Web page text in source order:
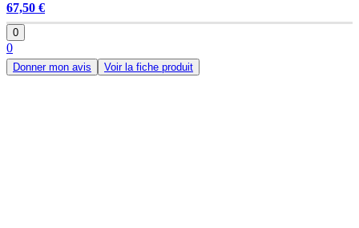
67,50 €
0
0
Donner mon avis Voir la fiche produit